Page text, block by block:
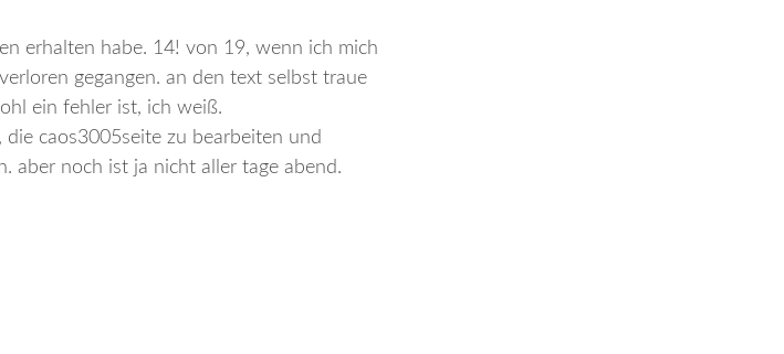
erhalten habe. 14! von 19, wenn ich mich
gegangen. an den text selbst traue
ein fehler ist, ich weiß.
caos3005seite zu bearbeiten und
aber noch ist ja nicht aller tage abend.